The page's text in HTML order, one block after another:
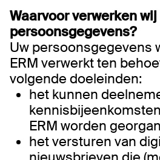
Waarvoor verwerken wij
persoonsgegevens?
Uw persoonsgegevens
ERM verwerkt ten
volgende doeleinden:
het kunnen
ERM worden
het versturen van